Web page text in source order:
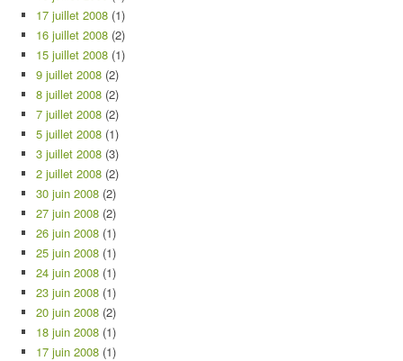
17 juillet 2008 (1)
16 juillet 2008 (2)
15 juillet 2008 (1)
9 juillet 2008 (2)
8 juillet 2008 (2)
7 juillet 2008 (2)
5 juillet 2008 (1)
3 juillet 2008 (3)
2 juillet 2008 (2)
30 juin 2008 (2)
27 juin 2008 (2)
26 juin 2008 (1)
25 juin 2008 (1)
24 juin 2008 (1)
23 juin 2008 (1)
20 juin 2008 (2)
18 juin 2008 (1)
17 juin 2008 (1)